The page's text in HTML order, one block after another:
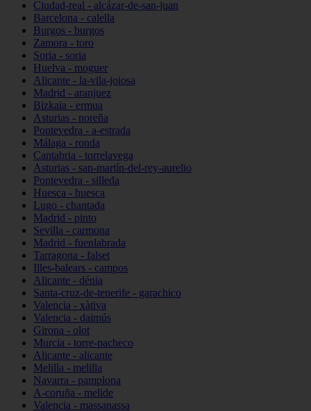
Ciudad-real - alcázar-de-san-juan
Barcelona - calella
Burgos - burgos
Zamora - toro
Soria - soria
Huelva - moguer
Alicante - la-vila-joiosa
Madrid - aranjuez
Bizkaia - ermua
Asturias - noreña
Pontevedra - a-estrada
Málaga - ronda
Cantabria - torrelavega
Asturias - san-martín-del-rey-aurelio
Pontevedra - silleda
Huesca - huesca
Lugo - chantada
Madrid - pinto
Sevilla - carmona
Madrid - fuenlabrada
Tarragona - falset
Illes-balears - campos
Alicante - dénia
Santa-cruz-de-tenerife - garachico
Valencia - xàtiva
Valencia - daimús
Girona - olot
Murcia - torre-pacheco
Alicante - alicante
Melilla - melilla
Navarra - pamplona
A-coruña - melide
Valencia - massanassa